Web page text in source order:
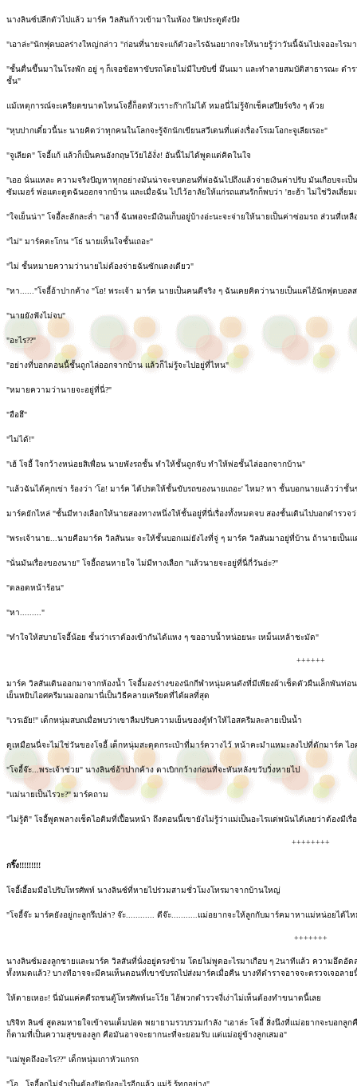
นางลินซ์ปลีกตัวไปแล้ว มาร์ค วิลสันก้าวเข้ามาในห้อง ปิดประตูดังปัง
"เอาล่ะ"นักฟุตบอลร่างใหญ่กล่าว "ก่อนที่นายจะแก้ตัวอะไรฉันอยากจะให้นายรู้ว่าวันนี้ฉันไปเจออะไรม
"ชั้นตื่นขึ้นมาในโรงพัก อยู่ ๆ ก็เจอข้อหาขับรถโดยไม่มีใบขับขี่ มึนเมา และทำลายสมบัติสาธารณะ ตำ
ชั้น"
แม้เหตุการณ์จะเครียดขนาดไหนโจอี้ก็อดหัวเราะก๊ากไม่ได้ หมอนี่ไม่รู้จักเช็คเสปียร์จริง ๆ ด้วย
"หุบปากเดี๋ยวนี้นะ นายคิดว่าทุกคนในโลกจะรู้จักนักเขียนสวีเดนที่แต่งเรื่องโรเมโอกะจูเลียเรอะ"
"จูเลียต" โจอี้แก้ แล้วก็เป็นคนอังกฤษโว้ยไอ้งั่ง! อันนี้ไม่ได้พูดแต่คิดในใจ
"เออ นั่นแหละ ความจริงปัญหาทุกอย่างมันน่าจะจบตอนที่พ่อฉันไปถึงแล้วจ่ายเงินค่าปรับ มันเกือบจะเป็
ซัมเมอร์ พ่อแตะตูดฉันออกจากบ้าน และเมื่อฉัน ไปไว้อาลัยให้แก่รถแสนรักก็พบว่า 'ฮะฮ้า ไม่ใช่วิลเลี่ย
"ใจเย็นน่า" โจอี้ละลักละล่ำ "เอางี้ ฉันพอจะมีเงินเก็บอยู่บ้างอ่ะนะจะจ่ายให้นายเป็นค่าซ่อมรถ ส่วนที่เห
"ไม่" มาร์คตะโกน "โธ่ นายเห็นใจชั้นเถอะ"
"ไม่ ชั้นหมายความว่านายไม่ต้องจ่ายฉันซักแดงเดียว"
"หา......"โจอี้อ้าปากค้าง "โอ! พระเจ้า มาร์ค นายเป็นคนดีจริง ๆ ฉันเคยคิดว่านายเป็นแค่ไอ้นักฟุตบอล
"นายยังฟังไม่จบ"
"อะไร??"
"อย่างที่บอกตอนนี้ชั้นถูกไล่ออกจากบ้าน แล้วก็ไม่รู้จะไปอยู่ที่ไหน"
"หมายความว่านายจะอยู่ที่นี่?"
"อือฮึ"
"ไม่ได้!"
"เฮ้ โจอี้ ใจกว้างหน่อยสิเพื่อน นายพังรถชั้น ทำให้ชั้นถูกจับ ทำให้พ่อชั้นไล่ออกจากบ้าน"
"แล้วฉันได้คุกเข่า ร้องว่า 'โอ! มาร์ค ได้ปรดให้ชั้นขับรถของนายเถอะ' ไหม? หา ชั้นบอกนายแล้วว่าชั้น
มาร์คยักไหล่ "ชั้นมีทางเลือกให้นายสองทางหนึ่งให้ชั้นอยู่ที่นี่เรื่องทั้งหมดจบ สองชั้นเดินไปบอกตำรว
"พระเจ้านาย...นายคือมาร์ค วิลสันนะ จะให้ชั้นบอกแม่ยังไงที่จู่ ๆ มาร์ค วิลสันมาอยู่ที่บ้าน ถ้านายเป็นแ
"นั่นมันเรื่องของนาย" โจอี้ถอนหายใจ ไม่มีทางเลือก "แล้วนายจะอยู่ที่นี่กี่วันอ่ะ?"
"ตลอดหน้าร้อน"
"หา........."
"ทำใจให้สบายโจอี้น้อย ชั้นว่าเราต้องเข้ากันได้แหง ๆ ขออาบน้ำหน่อยนะ เหม็นเหล้าชะมัด"
++++++
มาร์ค วิลสันเดินออกมาจากห้องน้ำ โจอี้มองร่างของนักกีฬาหนุ่มคนดังที่มีเพียงผ้าเช็ดตัวผืนเล็กพันท่อ
เย็นหยิบไอศครีมนมออกมานี่เป็นวิธีคลายเครียดที่ได้ผลที่สุด
"เวรเอ๊ย!" เด็กหนุ่มสบถเมื่อพบว่าเขาลืมปรับความเย็นของตู้ทำให้ไอสครีมละลายเป็นน้ำ
ดูเหมือนนี่จะไม่ใช่วันของโจอี้ เด็กหนุ่มสะดุดกระเป๋าที่มาร์ควางไว้ หน้าคะมำแหมะลงไปที่ตักมาร์ค ไ
"โจอี้จ๊ะ...พระเจ้าช่วย" นางลินซ์อ้าปากค้าง ตาเบิกกว้างก่อนที่จะหันหลังขวับวิ่งหายไป
"แม่นายเป็นไรวะ?" มาร์คถาม
"ไม่รู้ดิ" โจอี้พูดพลางเช็ดไอติมที่เปื้อนหน้า ถึงตอนนี้เขายังไม่รู้ว่าแม่เป็นอะไรแต่พนันได้เลยว่าต้องมีเรื่
++++++++
กริ๊ง!!!!!!!!!
โจอี้เอื้อมมือไปรับโทรศัพท์ นางลินซ์ที่หายไปร่วมสามชั่วโมงโทรมาจากบ้านใหญ่
"โจอี้จ๊ะ มาร์คยังอยู่กะลูกรึเปล่า? จ๊ะ............ ดีจ๊ะ...........แม่อยากจะให้ลูกกับมาร์คมาหาแม่หน่อยได้ไ
+++++++
นางลินซ์มองลูกชายและมาร์ค วิลสันที่นั่งอยู่ตรงข้าม โดยไม่พูดอะไรมาเกือบ ๆ 2นาทีแล้ว ความอึดอัด
ทั้งหมดแล้ว? บางทีอาจจะมีคนเห็นตอนที่เขาขับรถไปส่งมาร์คเมื่อคืน บางทีตำราจอาจจะตรวจเจอลา
ให้ตายเหอะ! นี่มันแค่คดีรถชนตู้โทรศัพท์นะโว้ย ไอ้พวกตำรวจงี่เง่าไม่เห็นต้องทำขนาดนี้เลย
บริจิท ลินซ์ สูดลมหายใจเข้าจนเต็มปอด พยายามรวบรวมกำลัง "เอาล่ะ โจอี้ สิ่งนึงที่แม่อยากจะบอกลูก
ก็ตามที่เป็นความสุขของลูก คือมันอาจจะยากนะที่จะยอมรับ แต่แม่อยู่ข้างลูกเสมอ"
"แม่พูดถึงอะไร??" เด็กหนุ่มเกาหัวแกรก
"โอ...โจอี้ลูกไม่จำเป็นต้องปิดบังอะไรอีกแล้ว แม่รู้ รู้ทุกอย่าง"